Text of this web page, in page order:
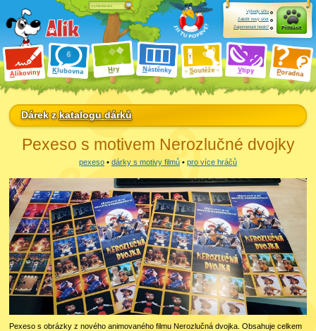
Alíkoviny Klubovna Hry Nástěnky Soutěže Vtipy Poradna
Výhody účtu
Založit nový účet
Zapomenuté heslo?
Přihlásit
Dárek zkatalogu dárků
Pexeso s motivem Nerozlučné dvojky
pexeso • dárky s motivy filmů • pro více hráčů
Pexeso s obrázky z nového animovaného filmu Nerozlučná dvojka. Obsahuje celkem